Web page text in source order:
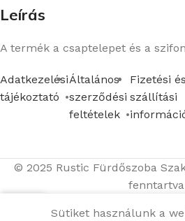
Leírás
A termék a csaptelepet és a
Adatkezelési
tájékoztató
Általános
szerződési
feltételek
Fizetési és
szállítási
© 2025 Rustic Fürdőszoba
fenntartva
Sütiket használunk a